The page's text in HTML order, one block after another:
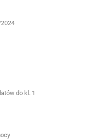
2024
do kl. 1